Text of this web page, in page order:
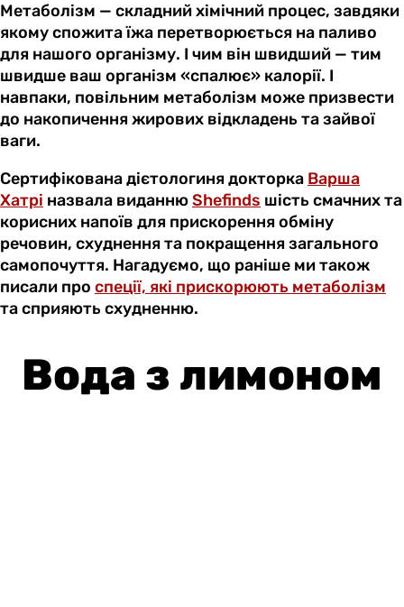
Метаболізм — складний хімічний процес, завдяки
якому спожита їжа перетворюється на паливо
для нашого організму. І чим він швидший — тим
швидше ваш організм «спалює» калорії. І
навпаки, повільним метаболізм може призвести
до накопичення жирових відкладень та зайвої
ваги.
Сертифікована дієтологиня докторка Варша
Хатрі назвала виданнюShefinds шість смачних та
корисних напоїв для прискорення обміну
речовин, схуднення та покращення загального
самопочуття. Нагадуємо, що раніше ми також
писали про спеції, які прискорюють метаболізм
та сприяють схудненню.
Вода з лимоном